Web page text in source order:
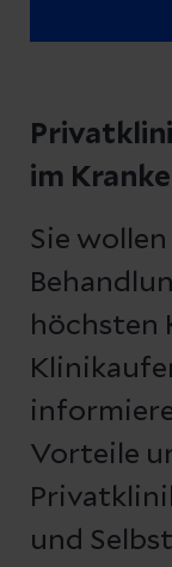
im
Sie
höchsten
Vorteile
und